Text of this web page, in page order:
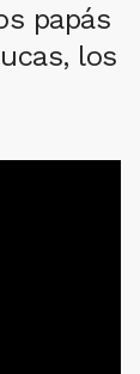
papás
los